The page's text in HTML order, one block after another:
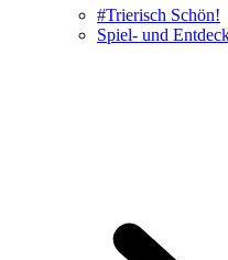
#Trierisch Schön!
Spiel- und